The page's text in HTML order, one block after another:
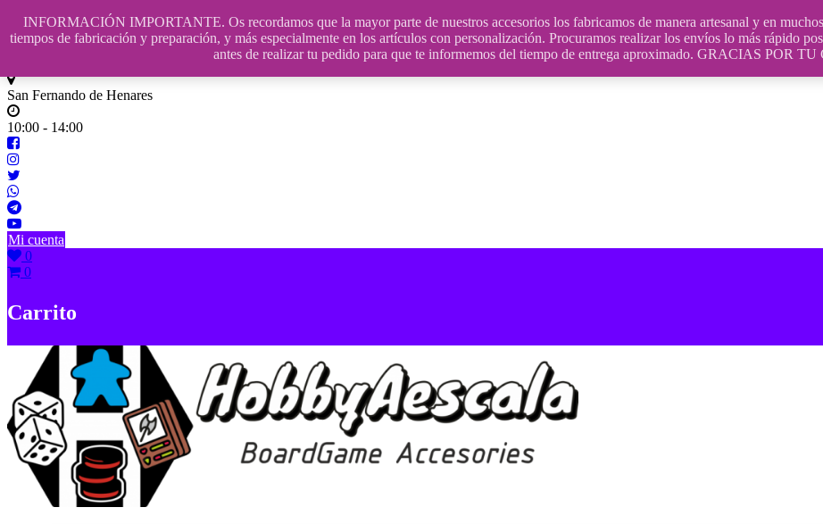
INFORMACIÓN IMPORTANTE. Os recordamos que la mayor parte de nuestros accesorios los fabricamos de manera artesanal y en
tiempos de fabricación y preparación, y más especialmente en los artículos con personalización. Procuramos realizar los envíos lo más rápido
antes de realizar tu pedido para que te informemos del tiempo de entrega aproximado. GRACIAS POR
Saltar
contenido
609241475 SOLO DE 10:00 a 14:00
San Fernando de Henares
10:00 - 14:00
Mi cuenta
0
0
Carrito